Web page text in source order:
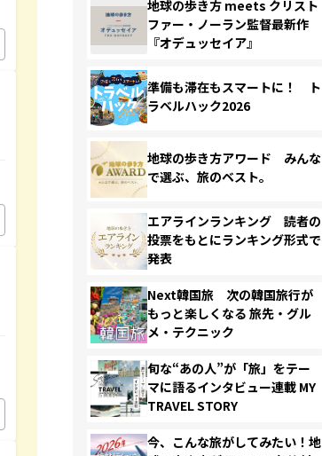
地球の歩き方 meets クリスト
ファー・ノーラン監督最新作
『オデュッセイア』
準備も滞在もスマートに！ ト
ラベルハック2026
地球の歩き方アワード みんな
で選ぶ、旅のベスト。
エアラインランキング 読者の
投票をもとにランキング形式で
発表
Next韓国旅 次の韓国旅行が
もっと楽しくなる 旅先・グル
メ・テクニック
旬な“あの人”が「旅」をテー
マに語るインタビュー連載 MY
TRAVEL STORY
今、こんな旅がしてみたい！地